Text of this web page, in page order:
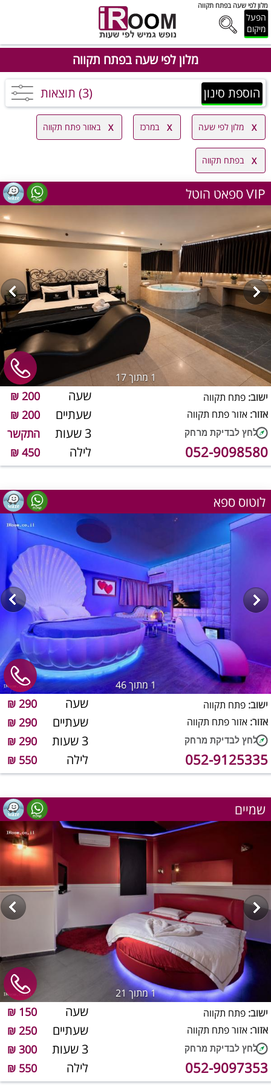
מלון לפי שעה בפתח תקווה
הפעל
מיקום
מלון לפי שעה בפתח תקווה
הוספת סינון (3) תוצאות
מלון לפי שעה במרכז באזור פתח תקווה
בפתח תקווה
ספאט הוטל VIP
1 מתוך 17
שעה 200 ₪
שעתיים 200 ₪
3 שעות התקשר
לילה 450 ₪
ישוב: פתח תקווה
אזור: אזור פתח תקווה
052-9098580
לוטוס ספא
1מתוך 46
שעה 290 ₪
שעתיים 290 ₪
3 שעות 290 ₪
לילה 550 ₪
ישוב: פתח תקווה
אזור: אזור פתח תקווה
052-9125335
שמיים
1מתוך 21
שעה 150 ₪
שעתיים 250 ₪
3 שעות 300 ₪
לילה 550 ₪
ישוב: פתח תקווה
אזור: אזור פתח תקווה
052-9097353